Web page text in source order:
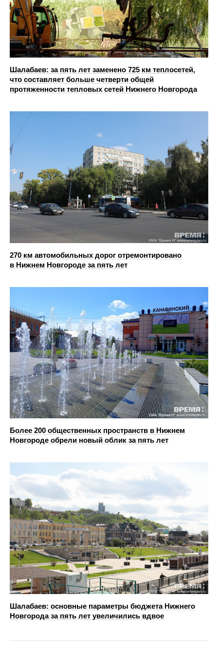
Шалабаев: за пять лет заменено 725 км теплосетей,
что составляет больше четверти общей
протяженности тепловых сетей Нижнего Новгорода
270 км автомобильных дорог отремонтировано
в Нижнем Новгороде за пять лет
Более 200 общественных пространств в Нижнем
Новгороде обрели новый облик за пять лет
Шалабаев: основные параметры бюджета Нижнего
Новгорода за пять лет увеличились вдвое